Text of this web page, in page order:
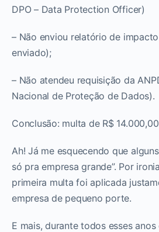
DPO – Data Protection Officer)
– Não enviou relatório de
enviado);
– Não atendeu requisição da
Nacional de Proteção de Dados).
Conclusão: multa de R$
Ah! Já me esquecendo que
só pra empresa grande”. Por
primeira multa foi aplicada
empresa de pequeno porte.
E mais, durante todos esses